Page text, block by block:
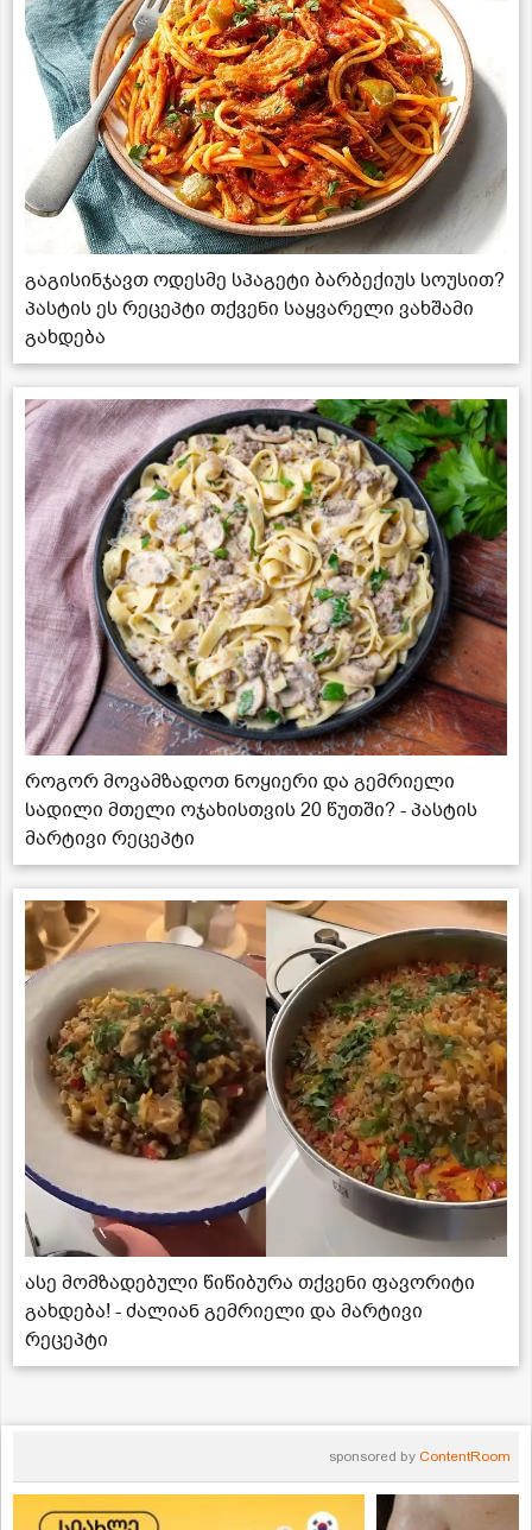
გაგისინჯავთ ოდესმე სპაგეტი ბარბექიუს სოუსით?
პასტის ეს რეცეპტი თქვენი საყვარელი ვახშამი
გახდება
როგორ მოვამზადოთ ნოყიერი და გემრიელი
სადილი მთელი ოჯახისთვის 20 წუთში? - პასტის
მარტივი რეცეპტი
ასე მომზადებული წიწიბურა თქვენი ფავორიტი
გახდება! - ძალიან გემრიელი და მარტივი
რეცეპტი
sponsored by ContentRoom